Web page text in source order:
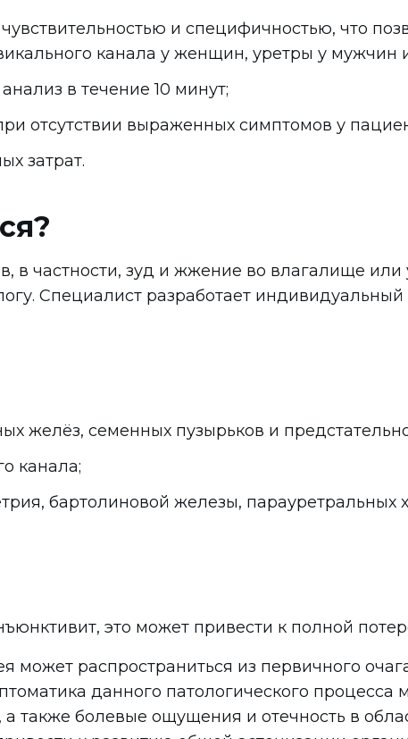
и специфичностью, что
канала у женщин, уретры у
в течение 10 минут;
отсутствии выраженных симптомов у
затрат.
в частности, зуд и жжение во влагалище или
Специалист разработает
желёз, семенных пузырьков и
канала;
бартолиновой железы,
это может привести к полной
может распространиться из первичного
данного патологического процесса
также болевые ощущения и отечность в